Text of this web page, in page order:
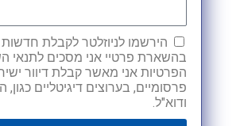
הירשמו לניוזלטר לקבלת חדשות
בהשארת פרטיי אני מסכים לתנאי
הפרטיות אני מאשר קבלת דיוור
פרסומיים, בערוצים דיגיטליים
ודוא"ל.